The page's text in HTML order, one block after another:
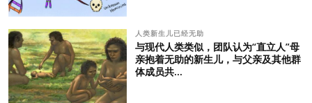
人类新生儿已经无助
与现代人类类似，团队认为“直立人”母
亲抱着无助的新生儿，与父亲及其他群
体成员共...